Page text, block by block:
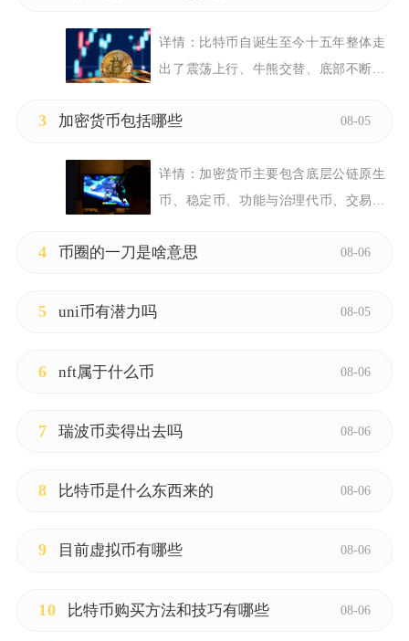
详情： 比特币自诞生至今十五年整体走
出了震荡上行、牛熊交替、底部不断...
3 加密货币包括哪些 08-05
详情： 加密货币主要包含底层公链原生
币、稳定币、功能与治理代币、交易...
4 币圈的一刀是啥意思 08-06
5 uni币有潜力吗 08-05
6 nft属于什么币 08-06
7 瑞波币卖得出去吗 08-06
8 比特币是什么东西来的 08-06
9 目前虚拟币有哪些 08-06
10 比特币购买方法和技巧有哪些 08-06